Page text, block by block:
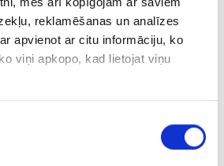
reklamēšanas un analīzes
apvienot ar citu informāciju, ko
viņi apkopo, kad lietojat viņu